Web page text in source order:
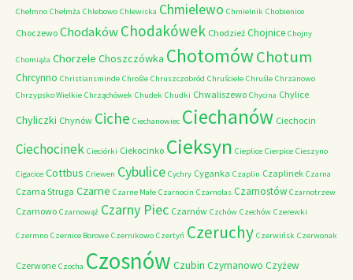
Chełmno Chełmża Chlebowo Chlewiska Chmielewo Chmielnik Chobienice
Choczewo ChodakówChodakówek Chodzież Chojnice Chojny
Chomiąża Chorzele Choszczówka ChotomówChotum
Chrcynno Christiansminde Chrośle Chruszczobród Chruściele Chruśle Chrzanowo
Chrzypsko Wielkie Chrząchówek Chudek Chudki Chwaliszewo Chycina Chylice
Chyliczki Chynów Ciche Ciechanowiec Ciechanów Ciechocin
Ciechocinek Cieciórki Ciekocinko Cieksyn Cieplice Cierpice Cieszyno
Cigacice Cottbus Criewen Cybulice Cychry Cyganka Czaplin Czaplinek Czarna
Czarna Struga Czarne Czarne Małe Czarnocin Czarnolas Czarnostów Czarnotrzew
Czarnowo Czarnowąż Czarny Piec Czarnów Czchów Czechów Czerewki
Czermno Czernice Borowe Czernikowo Czertyń Czeruchy Czerwińsk Czerwonak
Czerwone Czocha Czosnów Czubin Czymanowo Czyżew